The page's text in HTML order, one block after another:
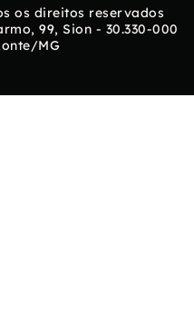
os direitos reservados
99, Sion - 30.330-000
MG